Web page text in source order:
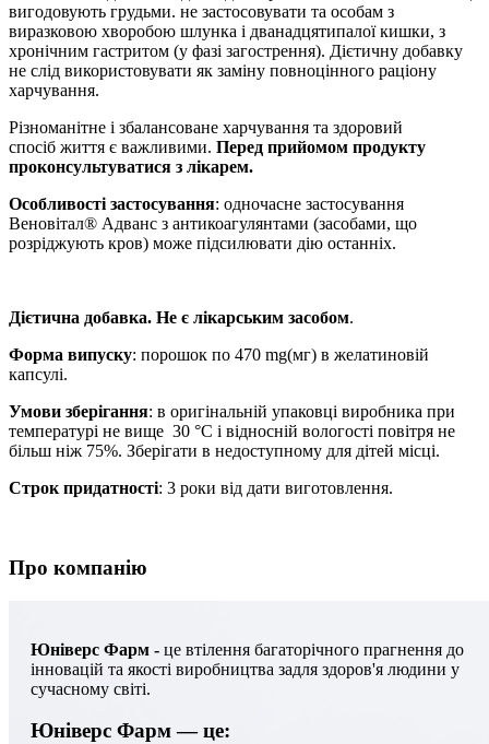
вигодовують грудьми. не застосовувати та особам з
виразковою хворобою шлунка і дванадцятипалої кишки, з
хронічним гастритом (у фазі загострення). Дієтичну добавку
не слід використовувати як заміну повноцінного раціону
харчування.
Різноманітне і збалансоване харчування та здоровий
спосіб життя є важливими. Перед прийомом продукту
проконсультуватися з лікарем.
Особливості застосування: одночасне застосування
Веновітал® Адванс з антикоагулянтами (засобами, що
розріджують кров) може підсилювати дію останніх.
Дієтична добавка. Не є лікарським засобом.
Форма випуску: порошок по 470 mg(мг) в желатиновій
капсулі.
Умови зберігання: в оригінальній упаковці виробника при
температурі не вище 30 °С і відносній вологості повітря не
більш ніж 75%. Зберігати в недоступному для дітей місці.
Строк придатності: 3 роки від дати виготовлення.
Про компанію
Юніверс Фарм - це втілення багаторічного прагнення до
інновацій та якості виробництва задля здоров'я людини у
сучасному світі.
Юніверс Фарм — це: